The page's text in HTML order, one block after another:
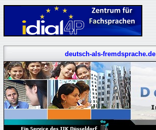
deutsch-als-fremdsprache.de